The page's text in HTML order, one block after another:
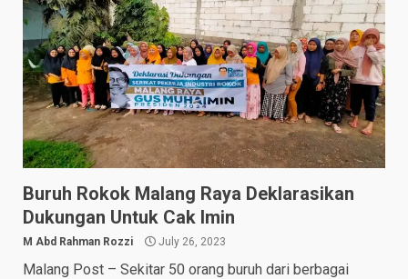
Buruh Rokok Malang Raya Deklarasikan
Dukungan Untuk Cak Imin
M Abd Rahman Rozzi July 26, 2023
Malang Post – Sekitar 50 orang buruh dari berbagai